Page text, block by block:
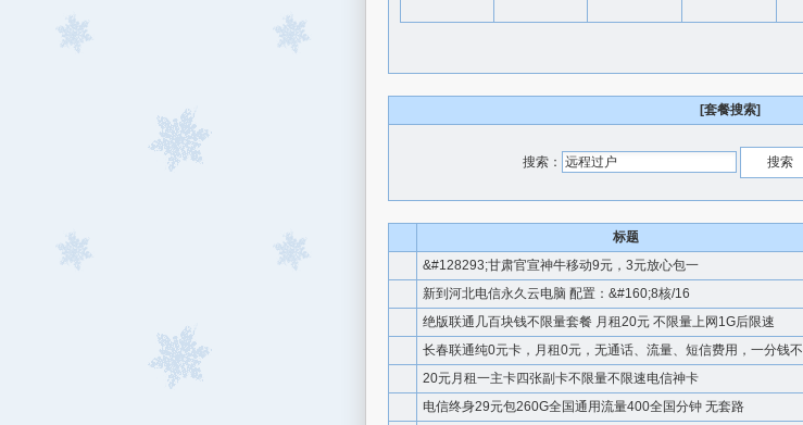
[套餐搜索]
搜索：
标题
&#128293;甘肃官宣神牛移动9元，3元放心包一
新到河北电信永久云电脑 配置：&#160;8核/16
绝版联通几百块钱不限量套餐 月租20元 不限量上网1G后限速
长春联通纯0元卡，月租0元，无通话、流量、短信费用，一分钱不
20元月租一主卡四张副卡不限量不限速电信神卡
电信终身29元包260G全国通用流量400全国分钟 无套路